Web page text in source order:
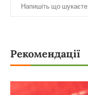
Рекомендації